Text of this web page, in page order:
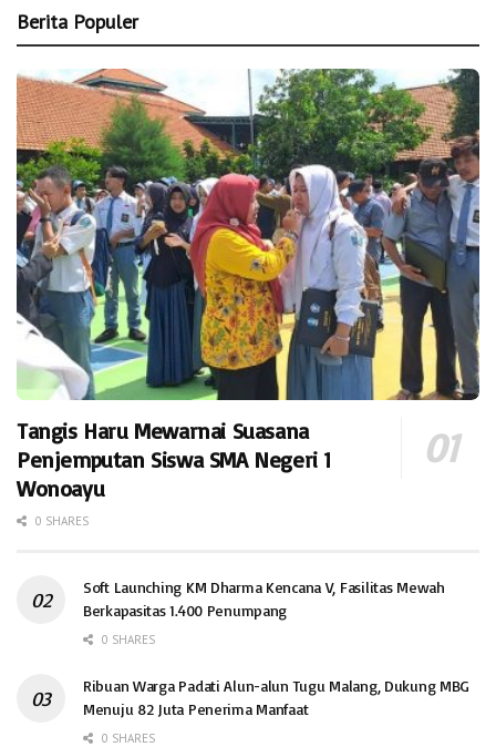
Berita Populer
Tangis Haru Mewarnai Suasana
Penjemputan Siswa SMA Negeri 1
Wonoayu
0 SHARES
Soft Launching KM Dharma Kencana V, Fasilitas Mewah
Berkapasitas 1.400 Penumpang
0 SHARES
Ribuan Warga Padati Alun-alun Tugu Malang, Dukung MBG
Menuju 82 Juta Penerima Manfaat
0 SHARES